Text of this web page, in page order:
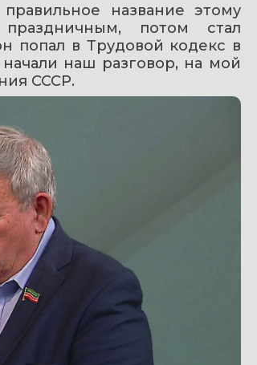
название этому
потом стал
попал в Трудовой кодекс в
наш разговор, на мой
СССР.